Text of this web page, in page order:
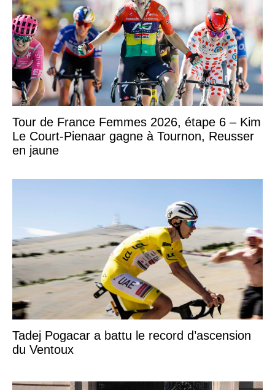
Tour de France Femmes 2026, étape 6 – Kim
Le Court-Pienaar gagne à Tournon, Reusser
en jaune
Tadej Pogacar a battu le record d’ascension
du Ventoux